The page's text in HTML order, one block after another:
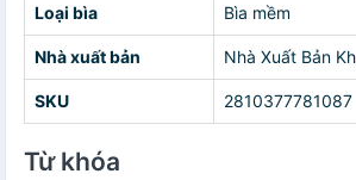
Loại bìa Bìa mềm
Nhà xuất bản Nhà Xuất Bản
SKU 2810377781087
Từ khóa